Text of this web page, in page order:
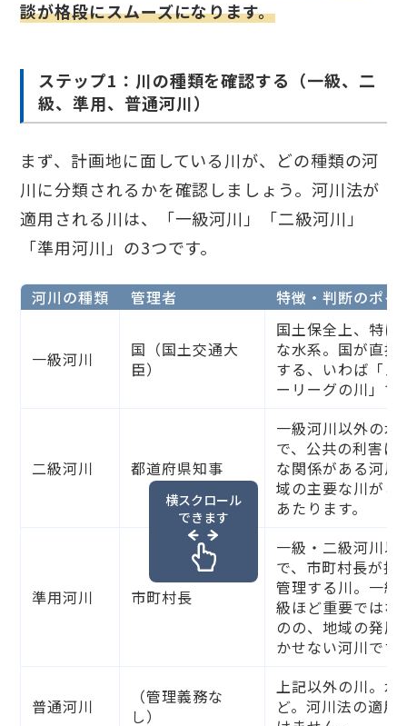
談が格段にスムーズになります。
ステップ1：川の種類を確認する（一級、二
級、準用、普通河川）
まず、計画地に面している川が、どの種類の河
川に分類されるかを確認しましょう。河川法が
適用される川は、「一級河川」「二級河川」
「準用河川」の3つです。
河川の種類 管理者 特徴・判断のポイ
一級河川
国（国土交通大
臣）
国土保全上、特に
な水系。国が直接
する、いわば「メ
ーリーグの川」で
二級河川 都道府県知事
一級河川以外の水
で、公共の利害に
な関係がある河川
域の主要な川がこ
あたります。
準用河川 市町村長
一級・二級河川以
で、市町村長が指
管理する川。一級
級ほど重要ではな
のの、地域の発展
かせない河川です
普通河川
（管理義務な
し）
上記以外の川。水
ど。河川法の適用
横スクロール
できます